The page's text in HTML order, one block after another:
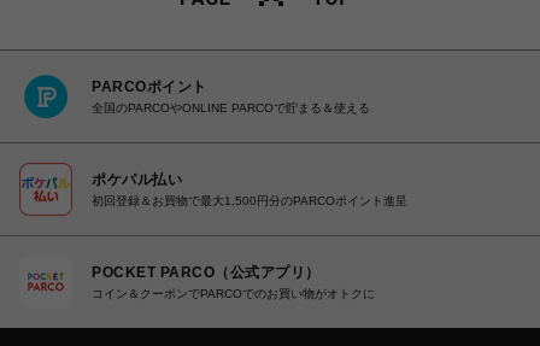
PARCOポイント
全国のPARCOやONLINE PARCOで貯まる＆使える
ポケパル払い
初回登録＆お買物で最大1,500円分のPARCOポイント進呈
POCKET PARCO（公式アプリ）
コイン＆クーポンでPARCOでのお買い物がオトクに